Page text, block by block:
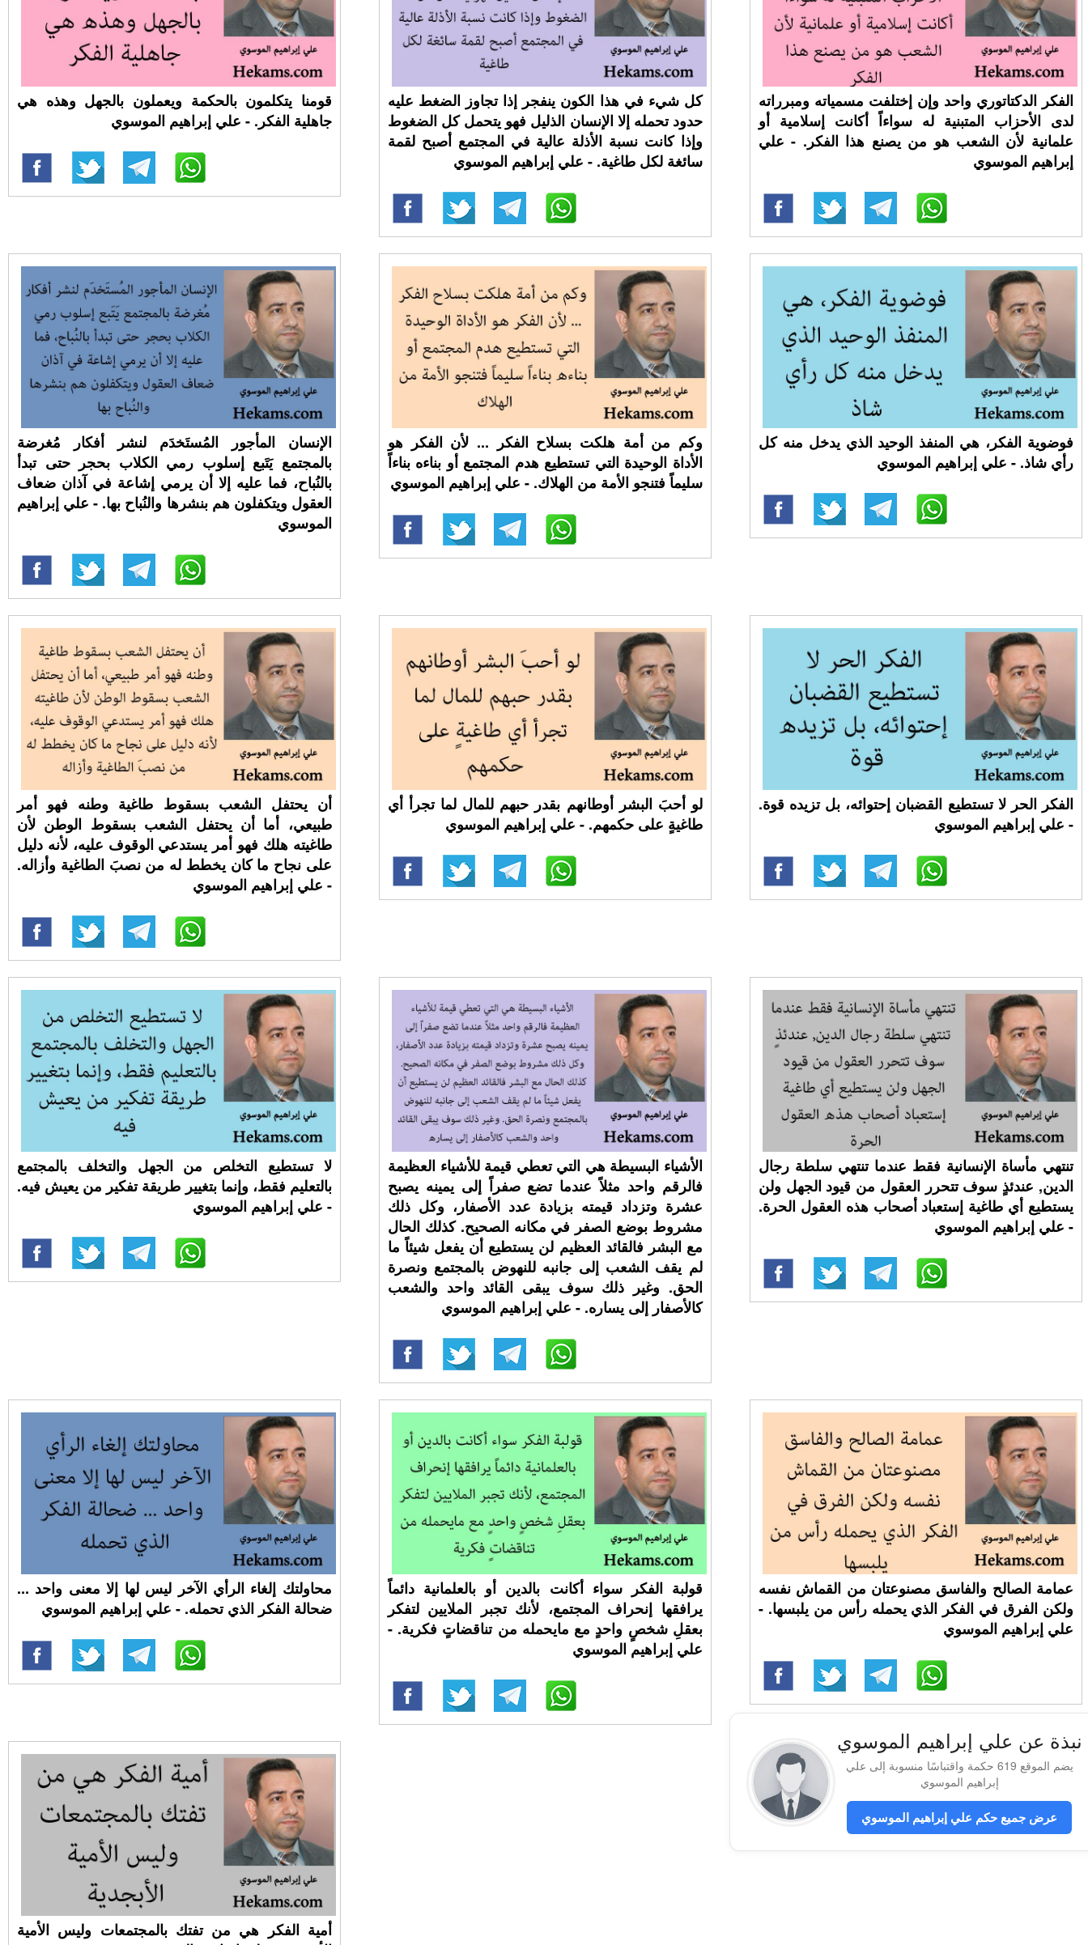
قومنا يتكلمون بالحكمة ويعملون بالجهل وهذه هي
جاهلية الفكر. - علي إبراهيم الموسوي
كل شيء في هذا الكون ينفجر إذا تجاوز الضغط عليه
حدود تحمله إلا الإنسان الذليل فهو يتحمل كل الضغوط
وإذا كانت نسبة الأذلة عالية في المجتمع أصبح لقمة
سائغة لكل طاغية. - علي إبراهيم الموسوي
الفكر الدكتاتوري واحد وإن إختلفت مسمياته ومبرراته
لدى الأحزاب المتبنية له سواءاً أكانت إسلامية أو
علمانية لأن الشعب هو من يصنع هذا الفكر. - علي
إبراهيم الموسوي
الإنسان المأجور المُستَخدَم لنشر أفكار مُغرضة
بالمجتمع يَتَبع إسلوب رمي الكلاب بحجر حتى تبدأ
بالنُباح، فما عليه إلا أن يرمي إشاعة في آذان ضعاف
العقول ويتكفلون هم بنشرها والنُباح بها. - علي إبراهيم
الموسوي
وكم من أمة هلكت بسلاح الفكر ... لأن الفكر هو
الأداة الوحيدة التي تستطيع هدم المجتمع أو بناءه بناءاً
سليماً فتنجو الأمة من الهلاك. - علي إبراهيم الموسوي
فوضوية الفكر، هي المنفذ الوحيد الذي يدخل منه كل
رأي شاذ. - علي إبراهيم الموسوي
أن يحتفل الشعب بسقوط طاغية وطنه فهو أمر
طبيعي، أما أن يحتفل الشعب بسقوط الوطن لأن
طاغيته هلك فهو أمر يستدعي الوقوف عليه، لأنه دليل
على نجاح ما كان يخطط له من نصبَ الطاغية وأزاله.
- علي إبراهيم الموسوي
لو أحبَ البشر أوطانهم بقدر حبهم للمال لما تجرأ أي
طاغيةٍ على حكمهم. - علي إبراهيم الموسوي
الفكر الحر لا تستطيع القضبان إحتوائه، بل تزيده قوة.
- علي إبراهيم الموسوي
لا تستطيع التخلص من الجهل والتخلف بالمجتمع
بالتعليم فقط، وإنما بتغيير طريقة تفكير من يعيش فيه.
- علي إبراهيم الموسوي
الأشياء البسيطة هي التي تعطي قيمة للأشياء العظيمة
فالرقم واحد مثلاً عندما تضع صفراً إلى يمينه يصبح
عشرة وتزداد قيمته بزيادة عدد الأصفار، وكل ذلك
مشروط بوضع الصفر في مكانه الصحيح. كذلك الحال
مع البشر فالقائد العظيم لن يستطيع أن يفعل شيئاً ما
لم يقف الشعب إلى جانبه للنهوض بالمجتمع ونصرة
الحق. وغير ذلك سوف يبقى القائد واحد والشعب
كالأصفار إلى يساره. - علي إبراهيم الموسوي
تنتهي مأساة الإنسانية فقط عندما تنتهي سلطة رجال
الدين, عندئذٍ سوف تتحرر العقول من قيود الجهل ولن
يستطيع أي طاغية إستعباد أصحاب هذه العقول الحرة.
- علي إبراهيم الموسوي
محاولتك إلغاء الرأي الآخر ليس لها إلا معنى واحد ...
ضحالة الفكر الذي تحمله. - علي إبراهيم الموسوي
قولبة الفكر سواء أكانت بالدين أو بالعلمانية دائماً
يرافقها إنحراف المجتمع، لأنك تجبر الملايين لتفكر
بعقلِ شخصٍ واحدٍ مع مايحمله من تناقضاتٍ فكرية. -
علي إبراهيم الموسوي
عمامة الصالح والفاسق مصنوعتان من القماش نفسه
ولكن الفرق في الفكر الذي يحمله رأس من يلبسها. -
علي إبراهيم الموسوي
أمية الفكر هي من تفتك بالمجتمعات وليس الأمية
نبذة عن علي إبراهيم الموسوي
يضم الموقع 619 حكمة واقتباسًا منسوبة إلى علي
إبراهيم الموسوي
عرض جميع حكم علي إبراهيم الموسوي